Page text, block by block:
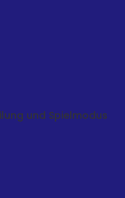
und Spielmodus